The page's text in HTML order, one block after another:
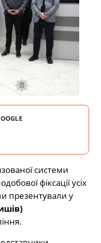
системи
фіксації усіх
презентували у